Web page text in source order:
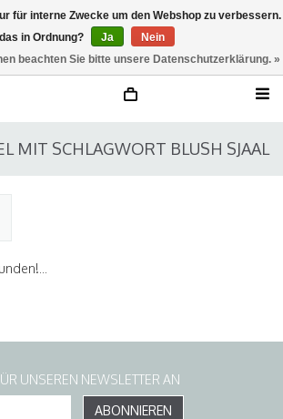
MIT SCHLAGWORT BLUSH SJAAL
UNSEREN NEWSLETTER AN
ABONNIEREN
für interne Zwecke um den Webshop zu verbessern.
in Ordnung?
Ja
Nein
beachten Sie bitte unsere Datenschutzerklärung. »